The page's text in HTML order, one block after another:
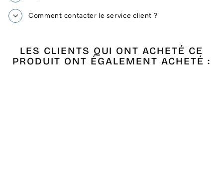
Comment contacter le service client ?
LES CLIENTS QUI ONT ACHETÉ CE
PRODUIT ONT ÉGALEMENT ACHETÉ :